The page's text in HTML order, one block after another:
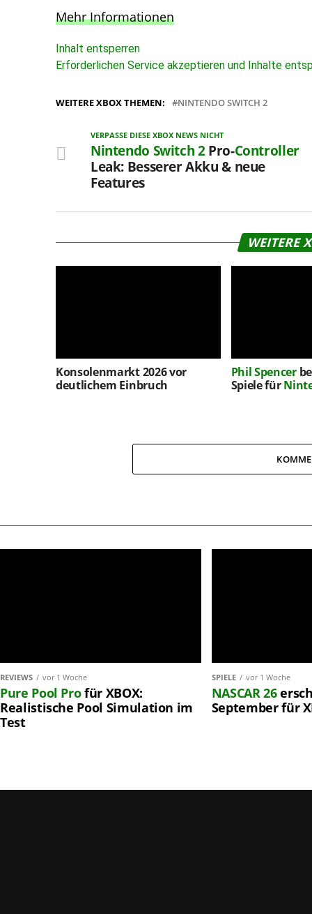
Mehr Informationen
Inhalt entsperren
Erforderlichen Service akzeptieren und Inhalte
WEITERE XBOX THEMEN: NINTENDO SWITCH 2
VERPASSE DIESE XBOX NEWS NICHT
Nintendo Switch 2Pro-Controller
Leak: Besserer Akku & neue
Features
WEITERE
Konsolenmarkt 2026 vor
deutlichem Einbruch
Phil Spencer
Spiele für
REVIEWS vor 1 Woche
Pure Pool Profür XBOX:
Realistische Pool Simulation im
Test
SPIELE vor 1 Woche
NASCAR 26
September für